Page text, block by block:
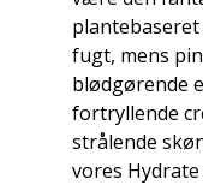
fugt, mens
blødgørende
fortryllende
strålende
vores Hydrate